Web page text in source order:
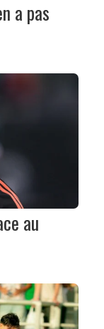
a pas
au